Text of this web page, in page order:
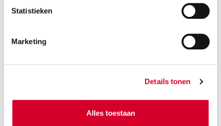
Statistieken
Marketing
Details tonen
Alles toestaan
all-season banden op aanvraag
RESERVEER DIT VOERTUIG